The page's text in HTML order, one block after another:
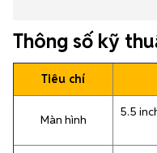
Thông số kỹ
Tiêu chí
Màn hình
5.5